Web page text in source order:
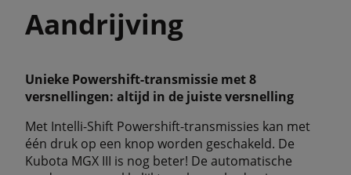
Aandrijving
Unieke Powershift-transmissie met 8
versnellingen: altijd in de juiste versnelling
Met Intelli-Shift Powershift-transmissies kan met
één druk op een knop worden geschakeld. De
Kubota MGX III is nog beter! De automatische